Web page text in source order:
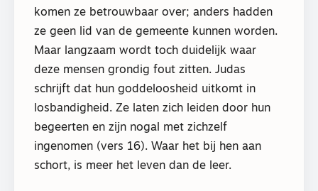
komen ze betrouwbaar over; anders hadden
ze geen lid van de gemeente kunnen worden.
Maar langzaam wordt toch duidelijk waar
deze mensen grondig fout zitten. Judas
schrijft dat hun goddeloosheid uitkomt in
losbandigheid. Ze laten zich leiden door hun
begeerten en zijn nogal met zichzelf
ingenomen (vers 16). Waar het bij hen aan
schort, is meer het leven dan de leer.